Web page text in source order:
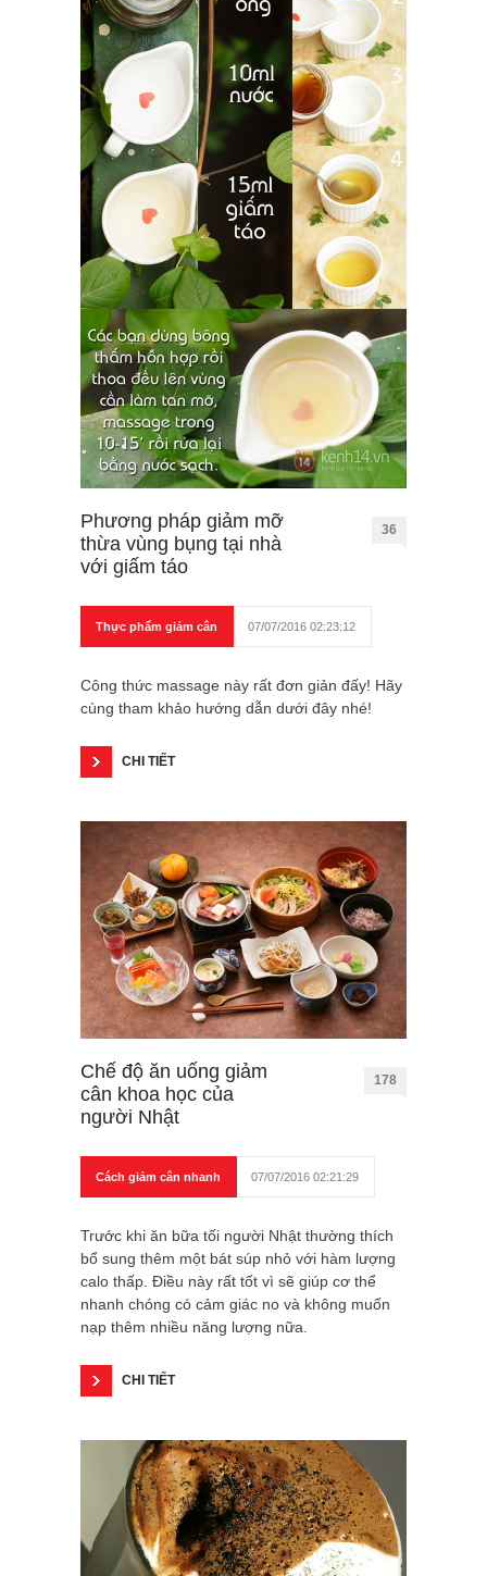
Phương pháp giảm mỡ
thừa vùng bụng tại nhà
với giấm táo
36
Thực phẩm giảm cân 07/07/2016 02:23:12
Công thức massage này rất đơn giản đấy! Hãy
cùng tham khảo hướng dẫn dưới đây nhé!
CHI TIẾT
Chế độ ăn uống giảm
cân khoa học của
người Nhật
178
Cách giảm cân nhanh 07/07/2016 02:21:29
Trước khi ăn bữa tối người Nhật thường thích
bổ sung thêm một bát súp nhỏ với hàm lượng
calo thấp. Điều này rất tốt vì sẽ giúp cơ thể
nhanh chóng có cảm giác no và không muốn
nạp thêm nhiều năng lượng nữa.
CHI TIẾT